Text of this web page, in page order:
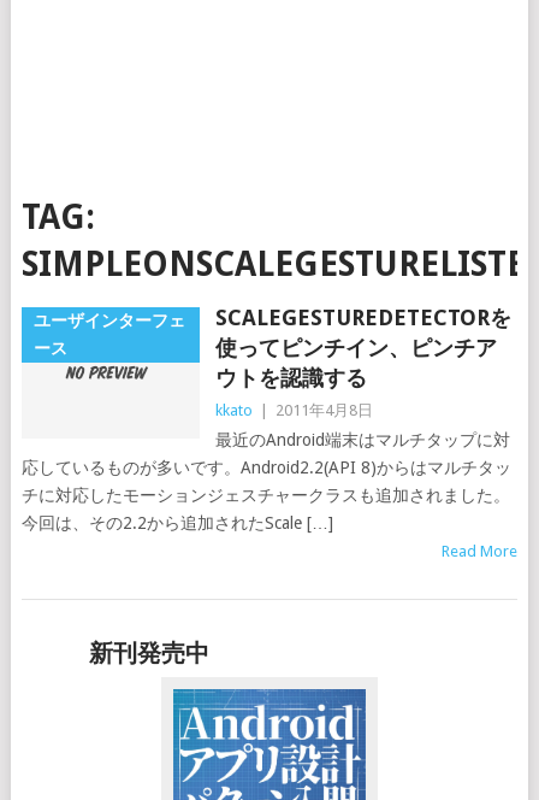
TAG:
ユーザインターフェ
ース
SCALEGESTUREDETECTORを
使ってピンチイン、ピンチア
ウトを認識する
kkato 2011年4月8日
最近のAndroid端末はマルチタップに対
応しているものが多いです。Android2.2(API 8)からはマルチタッ
チに対応したモーションジェスチャークラスも追加されました。
今回は、その2.2から追加されたScale […]
Read More
新刊発売中